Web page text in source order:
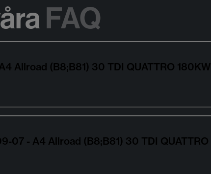
FAQ
Allroad (B8;B81) 30 TDI QUATTRO 180KW
07 - A4 Allroad (B8;B81) 30 TDI QUATTRO